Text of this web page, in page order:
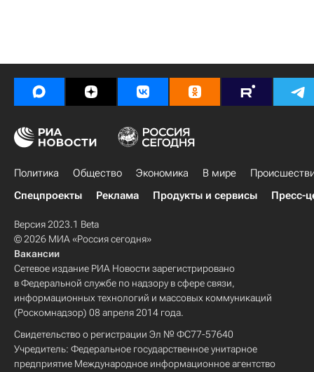
Политика Общество Экономика В мире
Спецпроекты
Реклама Продукты и сервисы Пресс-
Версия 2023.1 Beta
© 2026 МИА «Россия сегодня»
Вакансии
Сетевое издание РИА Новости зарегистрировано
в Федеральной службе по надзору в сфере связи,
информационных технологий и массовых коммуникаций
(Роскомнадзор) 08 апреля 2014 года.
Свидетельство о регистрации Эл № ФС77-57640
Учредитель: Федеральное государственное унитарное
предприятие Международное информационное агентство